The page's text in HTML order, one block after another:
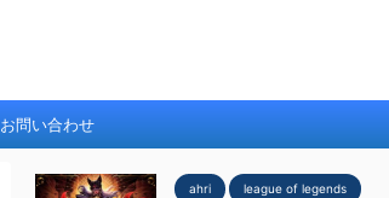
お問い合わせ
ahri league of legends